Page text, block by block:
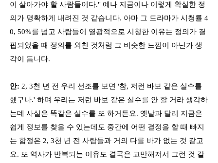
이 살아가야 할 사람들이다." 예나 지금이나 이렇게 확실한 정
의가 명확하게 내려진 것 같습니다. 아마 그 드라마가 시청률 4
0, 50%를 넘고 사람들이 열광적으로 시청한 이유는 정의가 결
핍되었을 때 정의를 외친 것처럼 그 비슷한 느낌이 아닌가 생
각이 듭니다.
안: 2, 3천 년 전 우리 선조를 보면 '참, 저런 바보 같은 실수를
했구나.' 하며 우리는 저런 바보 같은 실수를 안 할 거라 생각하
는데 사실은 똑같은 실수를 또 하거든요. 옛날과 달리 지금은
쉽게 정보를 찾을 수 있는데도 중간에 어떤 결정을 할 때 빠지
는 함정은 2, 3천 년 전 사람들과 거의 다를 바가 없는 것 같고
요. 또 역사가 반복되는 이유도 결국은 교만해져서 그런 것 같